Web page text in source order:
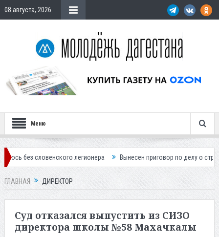
08 августа, 2026
Меню
легионера Вынесен приговор по делу о строительстве
ГЛАВНАЯ ДИРЕКТОР
Суд отказался выпустить из СИЗО
директора школы №58 Махачкалы